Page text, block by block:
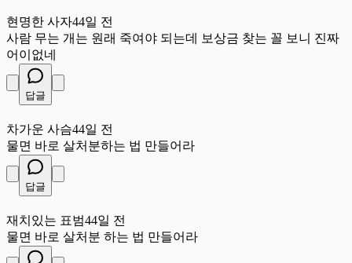
현명한 사자44일 전
사람 무는 개는 원래 죽여야 되는데 보상금 찾는 꼴 보니 진짜
어이없네
답글
차가운 사슴44일 전
물면 바로 살처분하는 법 만들어라
답글
재치있는 표범44일 전
물면 바로 살처분 하는 법 만들어라